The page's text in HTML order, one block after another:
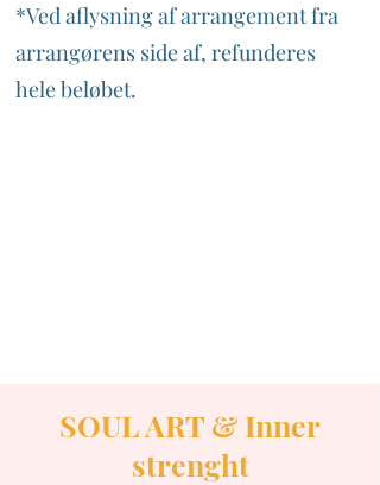
*Ved aflysning af arrangement fra
arrangørens side af, refunderes
hele beløbet.
SOUL ART & Inner
strenght